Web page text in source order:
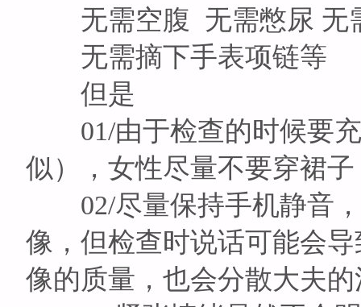
无需空腹 无需憋尿 无
无需摘下手表项链等
但是
01/由于检查的时候要充
似），女性尽量不要穿裙
02/尽量保持手机静音，
像，但检查时说话可能会
像的质量，也会分散大夫